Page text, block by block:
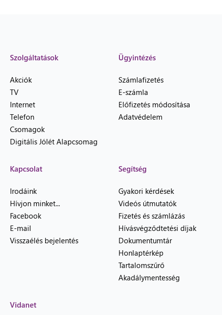
Szolgáltatások
Akciók
TV
Internet
Telefon
Csomagok
Digitális Jólét Alapcsomag
Ügyintézés
Számlafizetés
E-számla
Előfizetés módosítása
Adatvédelem
Kapcsolat
Irodáink
Hívjon minket...
Facebook
E-mail
Visszaélés bejelentés
Segítség
Gyakori kérdések
Videós útmutatók
Fizetés és számlázás
Hívásvégződtetési díjak
Dokumentumtár
Honlaptérkép
Tartalomszűrő
Akadálymentesség
Vidanet